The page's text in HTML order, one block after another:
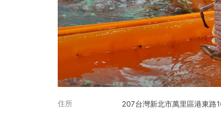
住所 207台灣新北市萬里區港東路